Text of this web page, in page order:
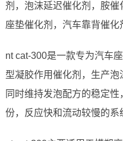
剂，泡沫延迟催化剂，胺
座垫催化剂，汽车靠背催化
nt cat-300是一款专为汽车
型凝胶作用催化剂，生产
同时维持发泡配方的稳定
份，反应快和流动较慢的系